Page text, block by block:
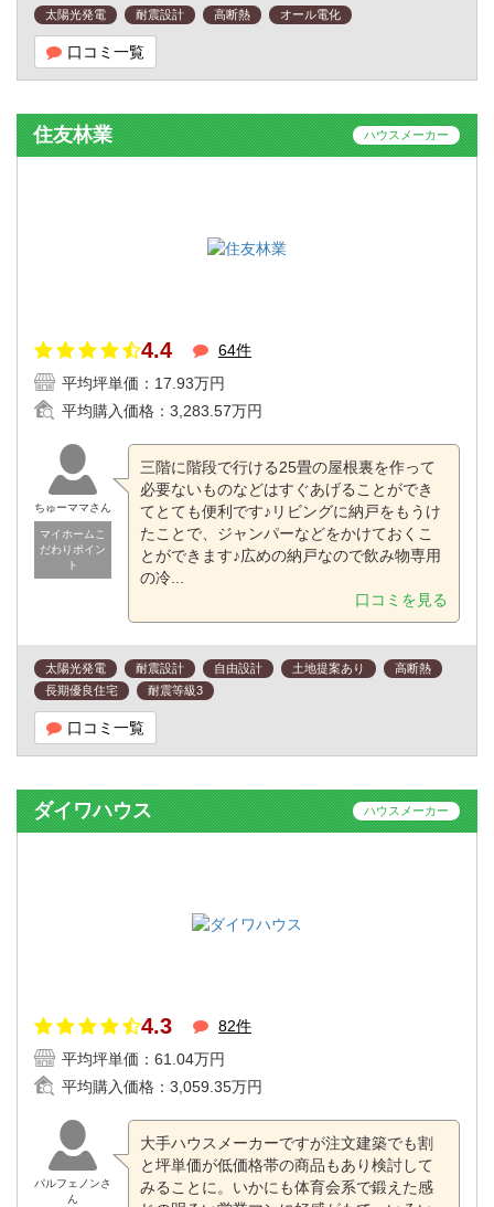
太陽光発電 耐震設計 高断熱 オール電化
口コミ一覧
住友林業 ハウスメーカー
4.4
64件
平均坪単価： 17.93万円
平均購入価格： 3,283.57万円
ちゅーママさん
マイホームこ
だわりポイン
ト
三階に階段で行ける25畳の屋根裏を作って
必要ないものなどはすぐあげることができ
てとても便利です♪リビングに納戸をもうけ
たことで、ジャンパーなどをかけておくこ
とができます♪広めの納戸なので飲み物専用
の冷...
口コミを見る
太陽光発電 耐震設計 自由設計 土地提案あり
高断熱
長期優良住宅
耐震等級3
口コミ一覧
ダイワハウス ハウスメーカー
4.3
82件
平均坪単価： 61.04万円
平均購入価格： 3,059.35万円
パルフェノンさ
ん
大手ハウスメーカーですが注文建築でも割
と坪単価が低価格帯の商品もあり検討して
みることに。いかにも体育会系で鍛えた感